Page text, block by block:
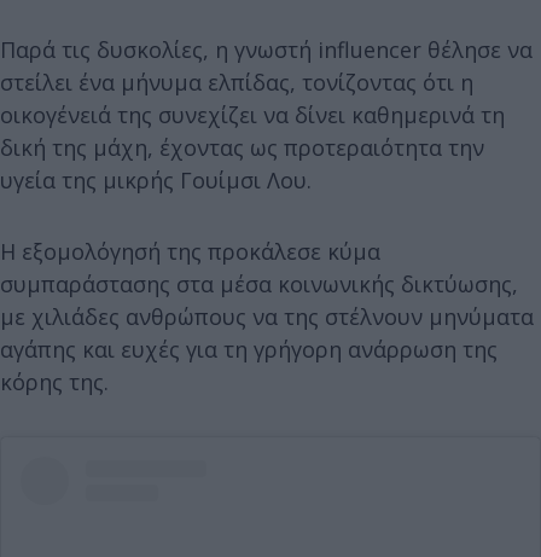
Παρά τις δυσκολίες, η γνωστή influencer θέλησε να
στείλει ένα μήνυμα ελπίδας, τονίζοντας ότι η
οικογένειά της συνεχίζει να δίνει καθημερινά τη
δική της μάχη, έχοντας ως προτεραιότητα την
υγεία της μικρής Γουίμσι Λου.
Η εξομολόγησή της προκάλεσε κύμα
συμπαράστασης στα μέσα κοινωνικής δικτύωσης,
με χιλιάδες ανθρώπους να της στέλνουν μηνύματα
αγάπης και ευχές για τη γρήγορη ανάρρωση της
κόρης της.